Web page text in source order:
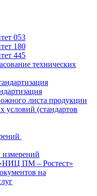
053
180
445
технических
листа продукции
условий (стандартов
измерений
ПМ – Ростест»
на